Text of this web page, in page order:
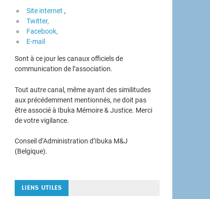
Site internet ,
Twitter,
Facebook,
E-mail
Sont à ce jour les canaux officiels de
communication de l’association.
Tout autre canal, même ayant des similitudes
aux précédemment mentionnés, ne doit pas
être associé à Ibuka Mémoire & Justice. Merci
de votre vigilance.
Conseil d’Administration d’Ibuka M&J
(Belgique).
LIENS UTILES